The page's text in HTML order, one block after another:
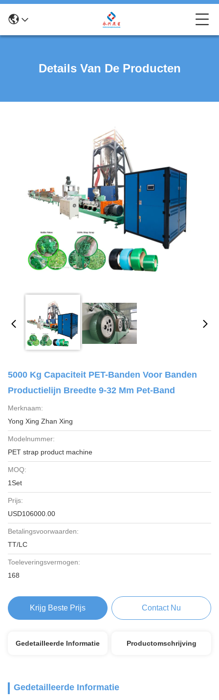
Details Van De Producten
5000 Kg Capaciteit PET-Banden Voor Banden
Productielijn Breedte 9-32 Mm Pet-Band
Merknaam:
Yong Xing Zhan Xing
Modelnummer:
PET strap product machine
MOQ:
1Set
Prijs:
USD106000.00
Betalingsvoorwaarden:
TT/LC
Toeleveringsvermogen:
168
Krijg Beste Prijs Contact Nu
Gedetailleerde Informatie Productomschrijving
Gedetailleerde Informatie